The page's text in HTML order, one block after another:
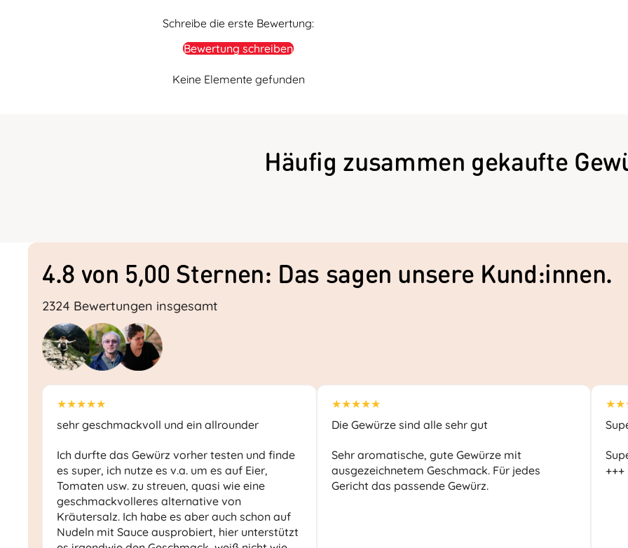
Schreibe die erste Bewertung:
Bewertung schreiben
Keine Elemente gefunden
Häufig zusammen gekaufte
4.8 von 5,00 Sternen: Das sagen unsere Kund:innen.
2324 Bewertungen insgesamt
★★★★★
sehr geschmackvoll und ein allrounder
Ich durfte das Gewürz vorher testen und finde
es super, ich nutze es v.a. um es auf Eier,
Tomaten usw. zu streuen, quasi wie eine
geschmackvolleres alternative von
Kräutersalz. Ich habe es aber auch schon auf
Nudeln mit Sauce ausprobiert, hier unterstützt
★★★★★
Die Gewürze sind alle sehr gut
Sehr aromatische, gute Gewürze mit
ausgezeichnetem Geschmack. Für jedes
Gericht das passende Gewürz.
+++